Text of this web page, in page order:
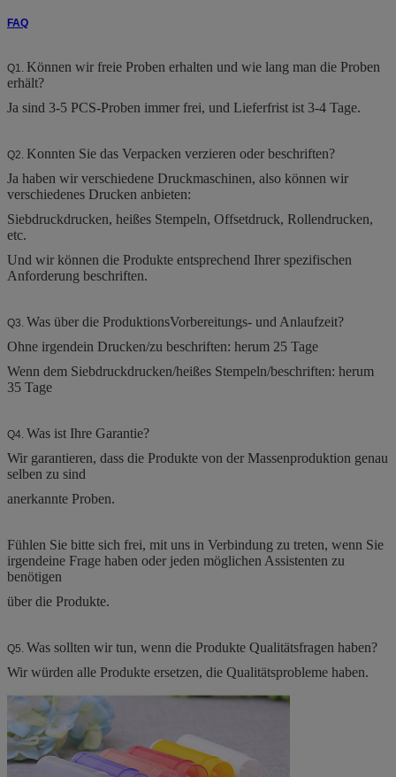
FAQ
Q1. Können wir freie Proben erhalten und wie lang man die Proben
erhält?
Ja sind 3-5 PCS-Proben immer frei, und Lieferfrist ist 3-4 Tage.
Q2. Konnten Sie das Verpacken verzieren oder beschriften?
Ja haben wir verschiedene Druckmaschinen, also können wir
verschiedenes Drucken anbieten:
Siebdruckdrucken, heißes Stempeln, Offsetdruck, Rollendrucken,
etc.
Und wir können die Produkte entsprechend Ihrer spezifischen
Anforderung beschriften.
Q3. Was über die ProduktionsVorbereitungs- und Anlaufzeit?
Ohne irgendein Drucken/zu beschriften: herum 25 Tage
Wenn dem Siebdruckdrucken/heißes Stempeln/beschriften: herum
35 Tage
Q4. Was ist Ihre Garantie?
Wir garantieren, dass die Produkte von der Massenproduktion genau
selben zu sind
anerkannte Proben.
Fühlen Sie bitte sich frei, mit uns in Verbindung zu treten, wenn Sie
irgendeine Frage haben oder jeden möglichen Assistenten zu
benötigen
über die Produkte.
Q5. Was sollten wir tun, wenn die Produkte Qualitätsfragen haben?
Wir würden alle Produkte ersetzen, die Qualitätsprobleme haben.